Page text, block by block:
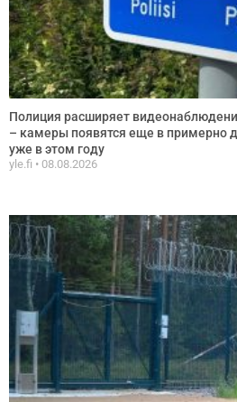
Полиция расширяет
– камеры появятся еще в примерно
уже в этом году
yle.fi 08.08.2026